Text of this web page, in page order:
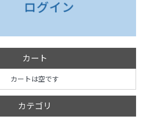
カート
カートは空です
カテゴリ